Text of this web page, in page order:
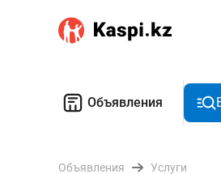
Объявления
Объявления Услуги